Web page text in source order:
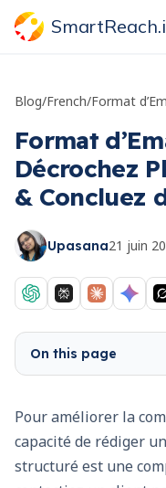
Blog/French/
Format
Décrochez
& Concluez
Upasana21 juin
On this page
Pour améliorer la
capacité de rédiger
structuré est une